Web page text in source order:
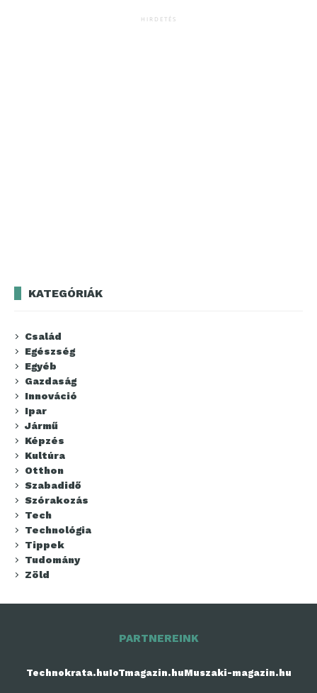
HIRDETÉS
KATEGÓRIÁK
Család
Egészség
Egyéb
Gazdaság
Innováció
Ipar
Jármű
Képzés
Kultúra
Otthon
Szabadidő
Szórakozás
Tech
Technológia
Tippek
Tudomány
Zöld
PARTNEREINK
Technokrata.huIoTmagazin.huMuszaki-magazin.hu